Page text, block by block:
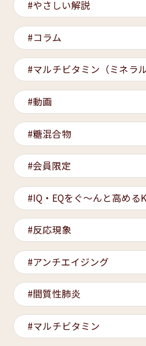
やさしい解説
コラム
マルチビタミン（ミネラ
動画
糖混合物
会員限定
IQ・EQをぐ～んと高める
反応現象
アンチエイジング
間質性肺炎
マルチビタミン